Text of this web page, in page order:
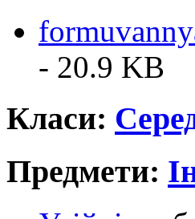
- 20.9 KB
Класи:
Предмети: